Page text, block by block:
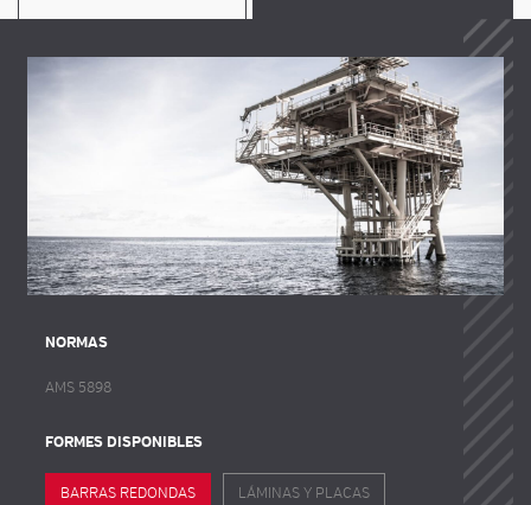
NORMAS
AMS 5898
FORMES DISPONIBLES
BARRAS REDONDAS LÁMINAS Y PLACAS